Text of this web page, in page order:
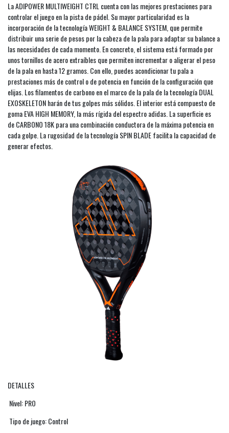
La ADIPOWER MULTIWEIGHT CTRL cuenta con las mejores prestaciones para
controlar el juego en la pista de pádel. Su mayor particularidad es la
incorporación de la tecnología WEIGHT & BALANCE SYSTEM, que permite
distribuir una serie de pesos por la cabeza de la pala para adaptar su balance a
las necesidades de cada momento. En concreto, el sistema está formado por
unos tornillos de acero extraíbles que permiten incrementar o aligerar el peso
de la pala en hasta 12 gramos. Con ello, puedes acondicionar tu pala a
prestaciones más de control o de potencia en función de la configuración que
elijas. Los filamentos de carbono en el marco de la pala de la tecnología DUAL
EXOSKELETON harán de tus golpes más sólidos. El interior está compuesto de
goma EVA HIGH MEMORY, la más rígida del espectro adidas. La superficie es
de CARBONO 18K para una combinación conductora de la máxima potencia en
cada golpe. La rugosidad de la tecnología SPIN BLADE facilita la capacidad de
generar efectos.
DETALLES
Nivel: PRO
Tipo de juego: Control